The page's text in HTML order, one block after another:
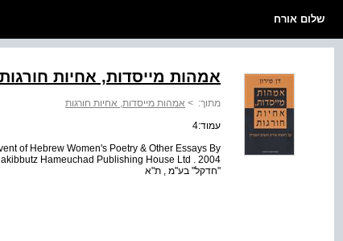
שלום אורח
אמהות מייסדות, אחיות חורגות
מתוך: > אמהות מייסדות, אחיות חורגות
עמוד:4
of Hebrew Women's Poetry & Other Essays By
"חדקל" בע"מ , ת"א